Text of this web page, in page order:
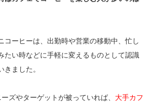
コーヒーは、出勤時や営業の移動中、忙し
たい時などに手軽に変えるものとして認識
きました。
ズやターゲットが被っていれば、 大手カフ